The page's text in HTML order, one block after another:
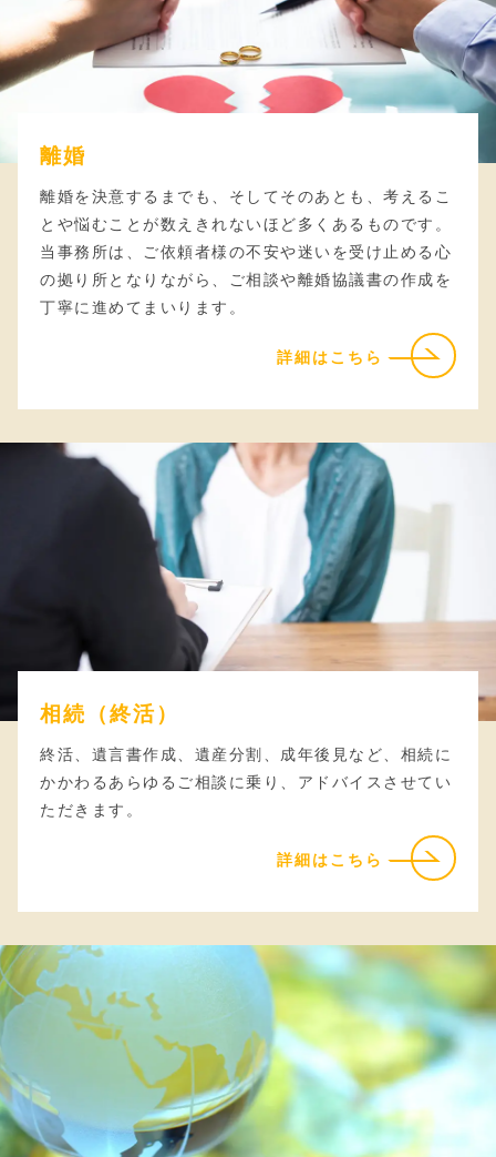
離婚
離婚を決意するまでも、そしてそのあとも、考えるこ
とや悩むことが数えきれないほど多くあるものです。
当事務所は、ご依頼者様の不安や迷いを受け止める心
の拠り所となりながら、ご相談や離婚協議書の作成を
丁寧に進めてまいります。
詳細はこちら
相続（終活）
終活、遺言書作成、遺産分割、成年後見など、相続に
かかわるあらゆるご相談に乗り、アドバイスさせてい
ただきます。
詳細はこちら